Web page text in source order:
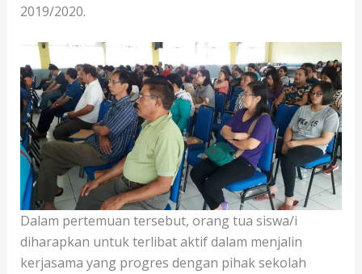
2019/2020.
Dalam pertemuan tersebut, orang tua siswa/i
diharapkan untuk terlibat aktif dalam menjalin
kerjasama yang progres dengan pihak sekolah